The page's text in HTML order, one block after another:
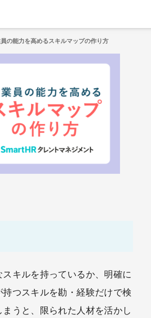
の能力を高めるスキルマップの作り方
キルを持っているか、明確に
つスキルを勘・経験だけで検
うと、限られた人材を活かし